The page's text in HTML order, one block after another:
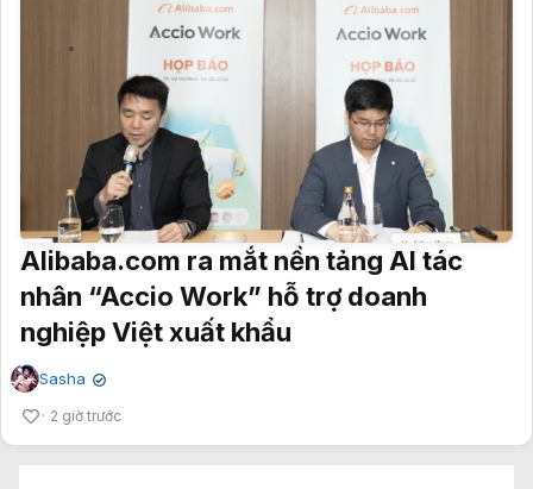
Alibaba.com ra mắt nền tảng AI tác
nhân “Accio Work” hỗ trợ doanh
nghiệp Việt xuất khẩu
Sasha ✔
2 giờ trước